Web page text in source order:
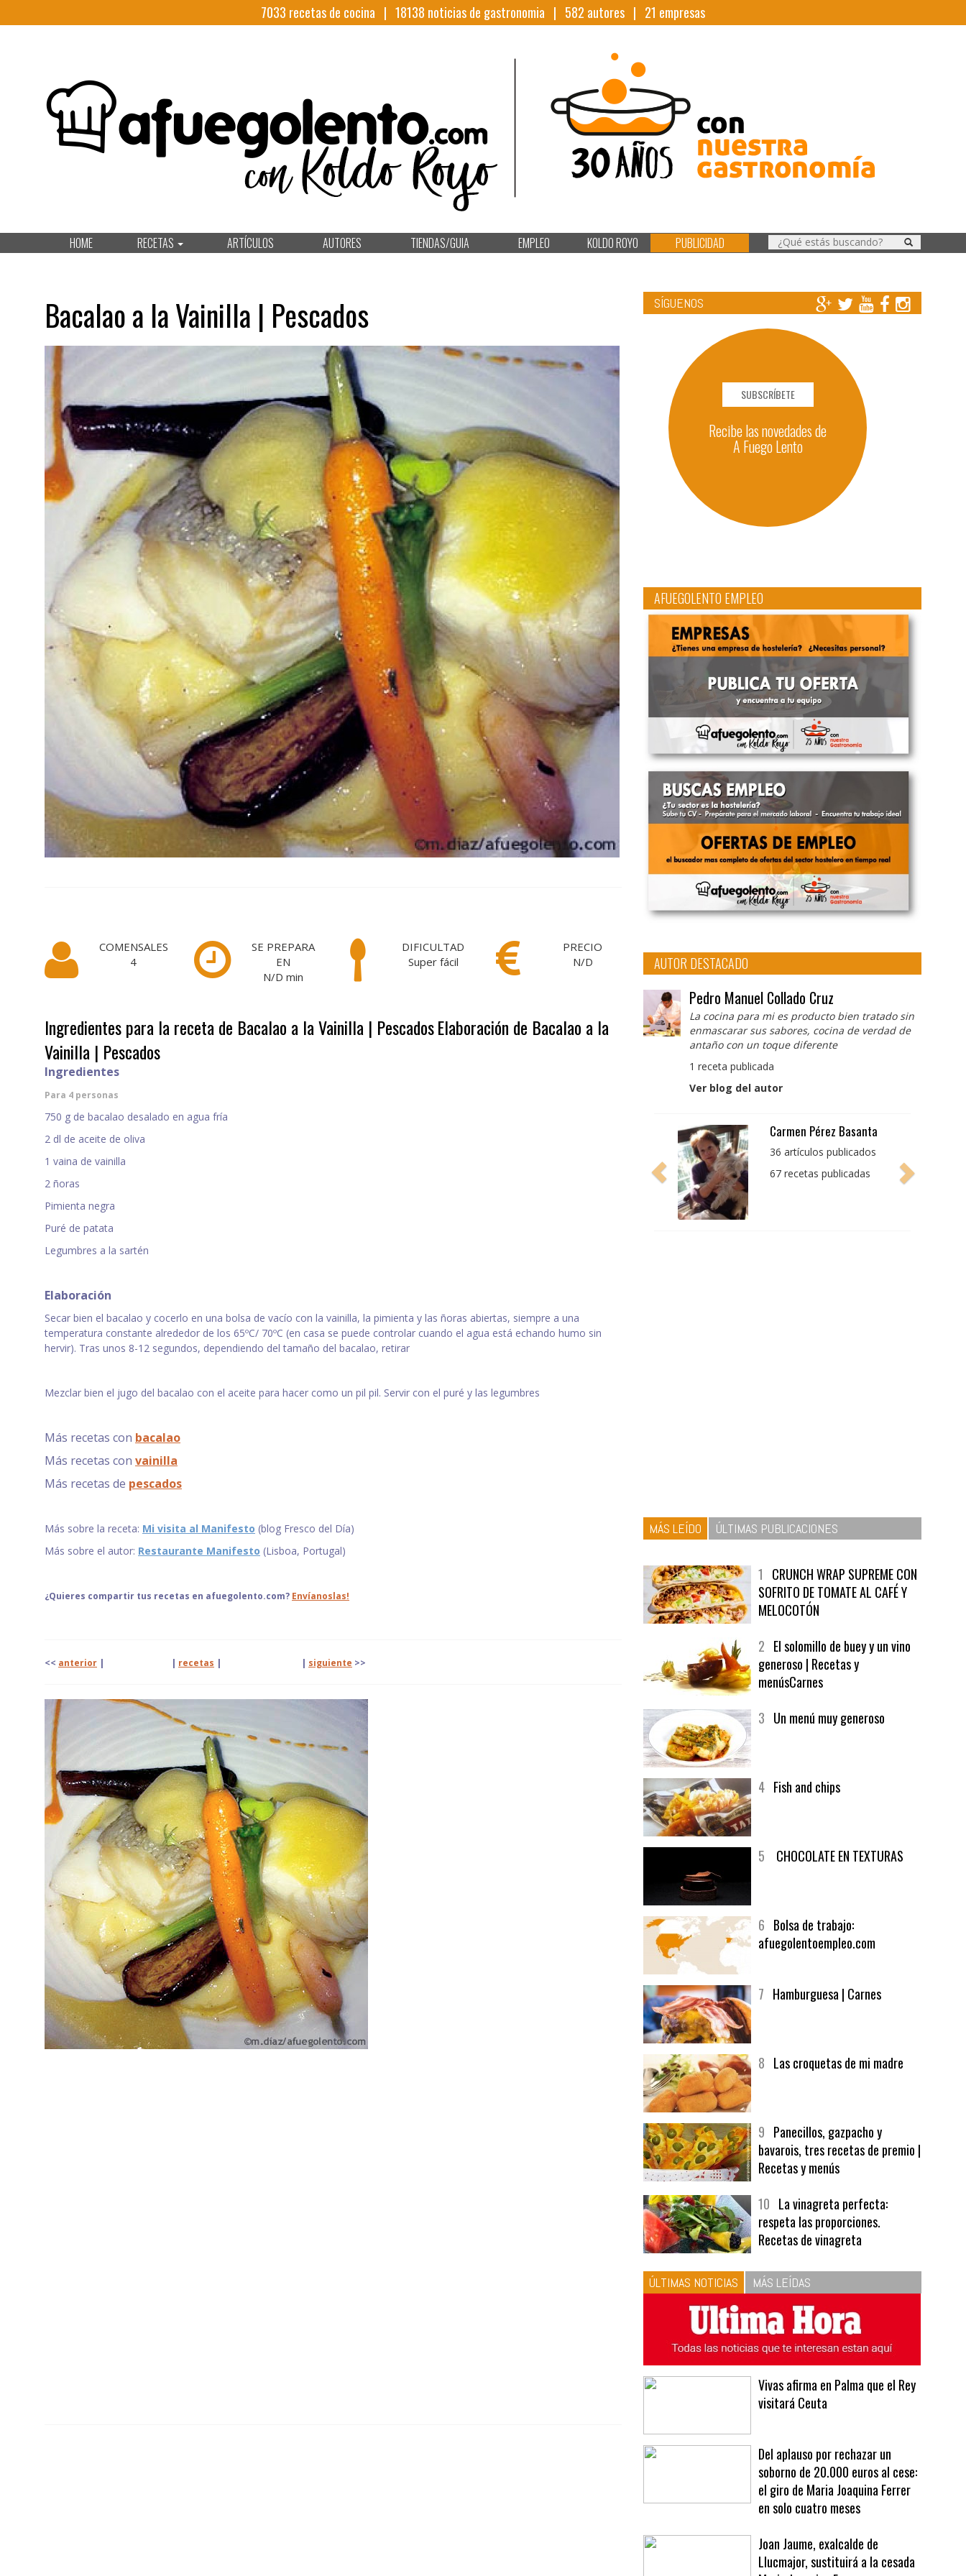
7033 recetas de cocina | 18138 noticias de gastronomia | 582 autores | 21 empresas
HOME RECETAS ARTÍCULOS AUTORES TIENDAS/GUIA EMPLEO KOLDO ROYO PUBLICIDAD
Bacalao a la Vainilla | Pescados
COMENSALES
4
SE PREPARA
EN
N/D min
DIFICULTAD
Super fácil
PRECIO
N/D
Ingredientes para la receta de Bacalao a la Vainilla | PescadosElaboración de Bacalao a la
Vainilla | Pescados
Ingredientes
Para 4 personas
750 g de bacalao desalado en agua fría
2 dl de aceite de oliva
1 vaina de vainilla
2 ñoras
Pimienta negra
Puré de patata
Legumbres a la sartén
Elaboración
Secar bien el bacalao y cocerlo en una bolsa de vacío con la vainilla, la pimienta y las ñoras abiertas, siempre a una
temperatura constante alrededor de los 65ºC/ 70ºC (en casa se puede controlar cuando el agua está echando humo sin
hervir). Tras unos 8-12 segundos, dependiendo del tamaño del bacalao, retirar
Mezclar bien el jugo del bacalao con el aceite para hacer como un pil pil. Servir con el puré y las legumbres
Más recetas con bacalao
Más recetas con vainilla
Más recetas de pescados
Más sobre la receta: Mi visita al Manifesto (blog Fresco del Día)
Más sobre el autor: Restaurante Manifesto (Lisboa, Portugal)
¿Quieres compartir tus recetas en afuegolento.com? Envíanoslas!
<< anterior | | recetas | | siguiente >>
SÍGUENOS
SUBSCRÍBETE
Recibe las novedades de
A Fuego Lento
AFUEGOLENTO EMPLEO
AUTOR DESTACADO
Pedro Manuel Collado Cruz
La cocina para mi es producto bien tratado sin
enmascarar sus sabores, cocina de verdad de
antaño con un toque diferente
1 receta publicada
Ver blog del autor
Pedro Manuel Collado
Cruz
producto bien tratado
MÁS LEÍDO ÚLTIMAS PUBLICACIONES
SOFRITO DE TOMATE AL CAFÉ Y
MELOCOTÓN
generoso | Recetas y
afuegolentoempleo.com
bavarois, tres recetas de premio |
Recetas y menús
respeta las proporciones.
Recetas de vinagreta
ÚLTIMAS NOTICIAS MÁS LEÍDAS
visitará Ceuta
Del aplauso por rechazar un
el giro de Maria Joaquina Ferrer
en solo cuatro meses